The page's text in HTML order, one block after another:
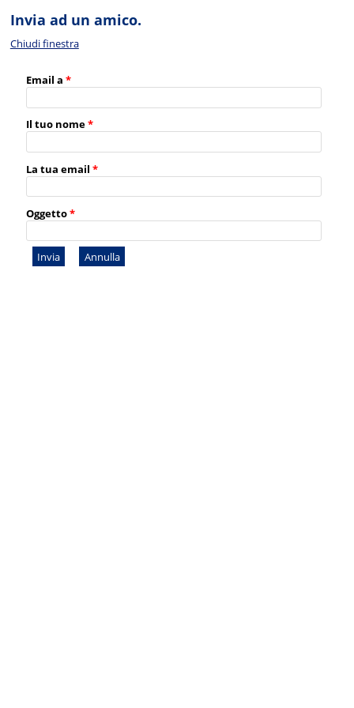
Invia ad un amico.
Chiudi finestra
Email a *
Il tuo nome*
La tua email *
Oggetto*
Invia Annulla